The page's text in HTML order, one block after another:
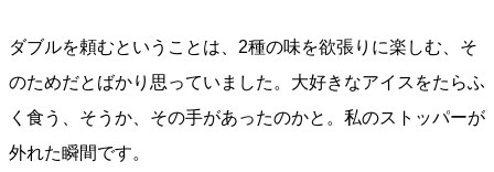
ダブルを頼むということは、2種の味を欲張りに楽しむ、そ
のためだとばかり思っていました。大好きなアイスをたらふ
く食う、そうか、その手があったのかと。私のストッパーが
外れた瞬間です。